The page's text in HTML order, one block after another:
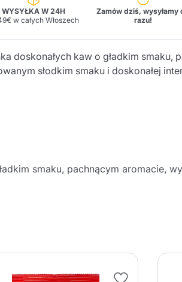
Mulino
Bianco
WYSYŁKA W 24H
w całych Włoszech
Zamów dziś, wysyłamy
razu!
doskonałych kaw o gładkim smaku,
słodkim smaku i doskonałej
smaku, pachnącym aromacie,